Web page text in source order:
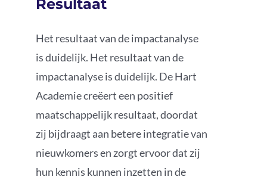
Resultaat
Het resultaat van de impactanalyse
is duidelijk. Het resultaat van de
impactanalyse is duidelijk. De Hart
Academie creëert een positief
maatschappelijk resultaat, doordat
zij bijdraagt aan betere integratie van
nieuwkomers en zorgt ervoor dat zij
hun kennis kunnen inzetten in de